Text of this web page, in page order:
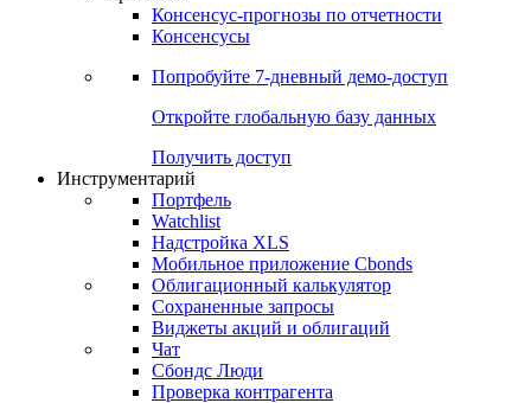
Консенсус-прогнозы по отчетности
Консенсусы
Попробуйте 7-дневный демо-доступ
Откройте глобальную базу данных
Получить доступ
Инструментарий
Портфель
Watchlist
Надстройка XLS
Мобильное приложение Cbonds
Облигационный калькулятор
Сохраненные запросы
Виджеты акций и облигаций
Чат
Сбондс Люди
Проверка контрагента